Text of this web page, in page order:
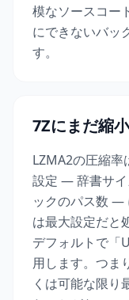
模なソースコー
にできないバッ
す。
7Zにまだ縮
LZMA2の圧縮率
設定 — 辞書サイ
ックのパス数 —
は最大設定だと
デフォルトで「
用します。つま
くは可能な限り